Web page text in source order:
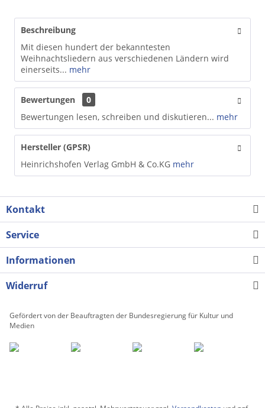
Beschreibung
Mit diesen hundert der bekanntesten
Weihnachtsliedern aus verschiedenen Ländern wird
einerseits... mehr
Bewertungen
0
Bewertungen lesen, schreiben und diskutieren... mehr
Hersteller (GPSR)
Heinrichshofen Verlag GmbH & Co.KG mehr
Kontakt
Service
Informationen
Widerruf
Gefördert von der Beauftragten der Bundesregierung für Kultur und
Medien